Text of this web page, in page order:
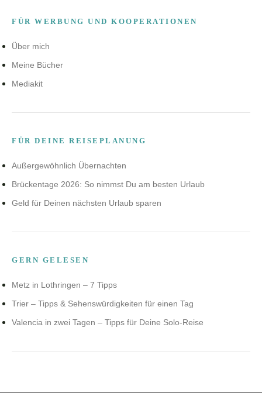
FÜR WERBUNG UND KOOPERATIONEN
Über mich
Meine Bücher
Mediakit
FÜR DEINE REISEPLANUNG
Außergewöhnlich Übernachten
Brückentage 2026: So nimmst Du am besten Urlaub
Geld für Deinen nächsten Urlaub sparen
GERN GELESEN
Metz in Lothringen – 7 Tipps
Trier – Tipps & Sehenswürdigkeiten für einen Tag
Valencia in zwei Tagen – Tipps für Deine Solo-Reise